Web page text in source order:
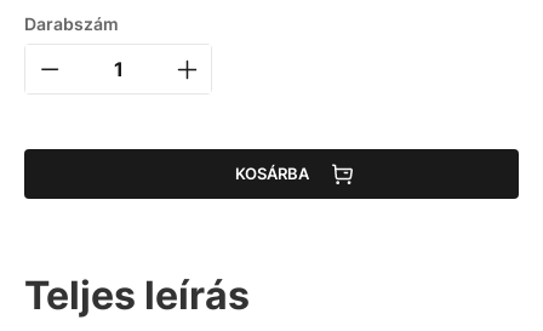
Darabszám
KOSÁRBA
Teljes leírás